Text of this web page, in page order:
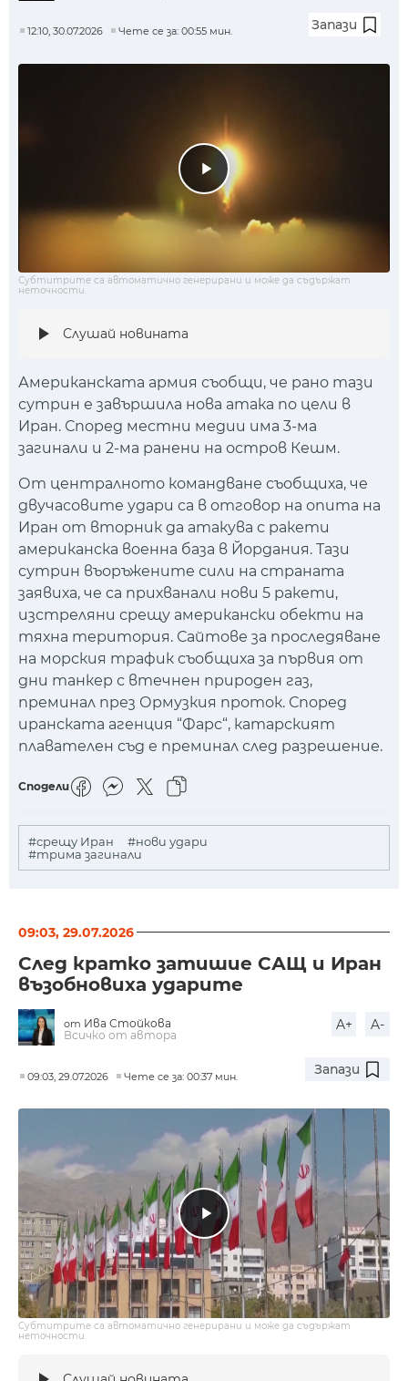
12:10, 30.07.2026 Чете се за: 00:55 мин. Запази
Субтитрите са автоматично генерирани и може да съдържат
неточности.
Слушай новината
Американската армия съобщи, че рано тази
сутрин е завършила нова атака по цели в
Иран. Според местни медии има 3-ма
загинали и 2-ма ранени на остров Кешм.
От централното командване съобщиха, че
двучасовите удари са в отговор на опита на
Иран от вторник да атакува с ракети
американска военна база в Йордания. Тази
сутрин въоръжените сили на страната
заявиха, че са прихванали нови 5 ракети,
изстреляни срещу американски обекти на
тяхна територия. Сайтове за проследяване
на морския трафик съобщиха за първия от
дни танкер с втечнен природен газ,
преминал през Ормузкия проток. Според
иранската агенция “Фарс“, катарският
плавателен съд е преминал след разрешение.
Сподели
#срещу Иран
#нови удари
#трима загинали
09:03, 29.07.2026
След кратко затишие САЩ и Иран
възобновиха ударите
от Ива Стойкова
Всичко от автора
A+ A-
09:03, 29.07.2026 Чете се за: 00:37 мин. Запази
Субтитрите са автоматично генерирани и може да съдържат
неточности.